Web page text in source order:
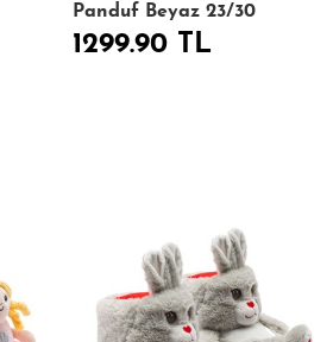
Panduf Beyaz 23/30
1299.90 TL